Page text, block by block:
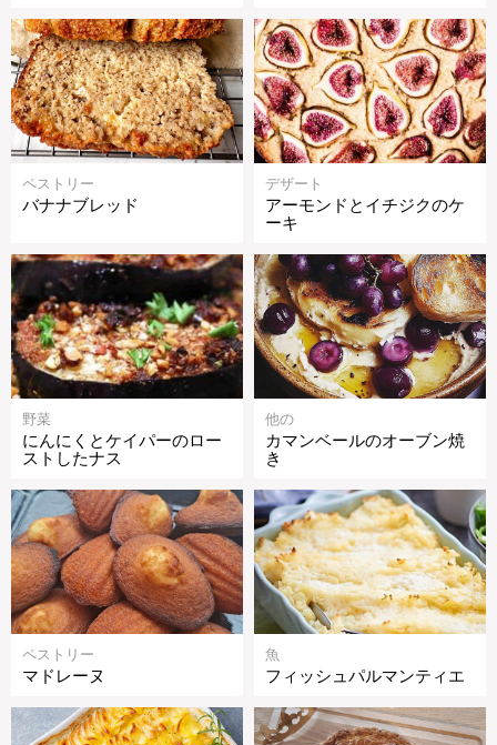
ペストリー
バナナブレッド
デザート
アーモンドとイチジクのケ
ーキ
野菜
にんにくとケイパーのロー
ストしたナス
他の
カマンベールのオーブン焼
き
ペストリー
マドレーヌ
魚
フィッシュパルマンティエ